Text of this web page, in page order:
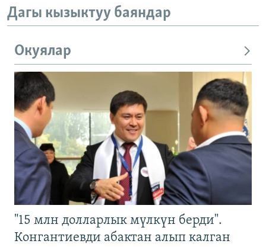
Дагы кызыктуу баяндар
Окуялар
"15 млн долларлык мүлкүн берди".
Конгантиевди абактан алып калган